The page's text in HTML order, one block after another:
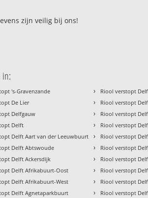
zijn veilig bij ons!
in:
's-Gravenzande
De Lier
Delfgauw
Delft
Delft Aart van der Leeuwbuurt
Delft Abtswoude
Delft Ackersdijk
Delft Afrikabuurt-Oost
Delft Afrikabuurt-West
Delft Agnetaparkbuurt
› Riool verstopt
› Riool verstopt
› Riool verstopt
› Riool verstopt
› Riool verstopt
› Riool verstopt
› Riool verstopt
› Riool verstopt
› Riool verstopt
› Riool verstopt